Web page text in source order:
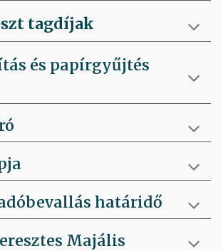
tagdíjak
és papírgyűjtés
határidő
Majális